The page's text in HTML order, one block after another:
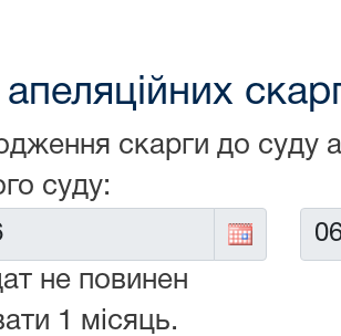
скарги до суду
суду:
не повинен
1 місяць.
До: